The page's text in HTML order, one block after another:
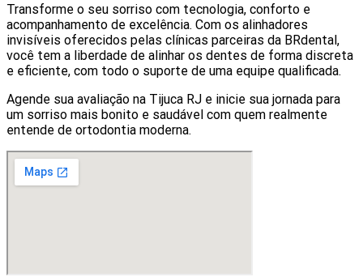
Transforme o seu sorriso com tecnologia, conforto e
acompanhamento de excelência. Com os alinhadores
invisíveis oferecidos pelas clínicas parceiras da BRdental,
você tem a liberdade de alinhar os dentes de forma discreta
e eficiente, com todo o suporte de uma equipe qualificada.
Agende sua avaliação na Tijuca RJ e inicie sua jornada para
um sorriso mais bonito e saudável com quem realmente
entende de ortodontia moderna.